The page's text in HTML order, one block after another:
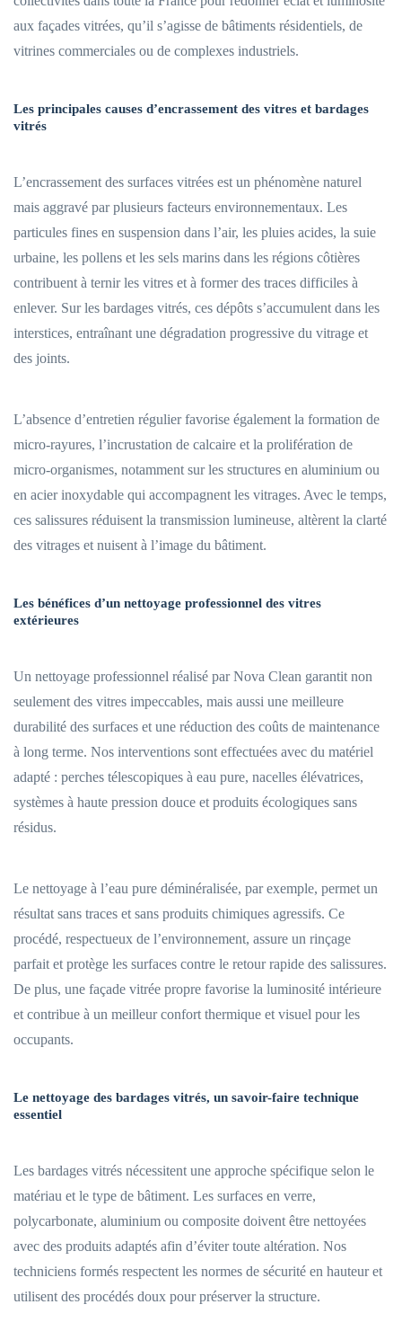
aux façades vitrées, qu’il s’agisse de bâtiments résidentiels, de
vitrines commerciales ou de complexes industriels.
Les principales causes d’encrassement des vitres et bardages
vitrés
L’encrassement des surfaces vitrées est un phénomène naturel
mais aggravé par plusieurs facteurs environnementaux. Les
particules fines en suspension dans l’air, les pluies acides, la suie
urbaine, les pollens et les sels marins dans les régions côtières
contribuent à ternir les vitres et à former des traces difficiles à
enlever. Sur les bardages vitrés, ces dépôts s’accumulent dans les
interstices, entraînant une dégradation progressive du vitrage et
des joints.
L’absence d’entretien régulier favorise également la formation de
micro-rayures, l’incrustation de calcaire et la prolifération de
micro-organismes, notamment sur les structures en aluminium ou
en acier inoxydable qui accompagnent les vitrages. Avec le temps,
ces salissures réduisent la transmission lumineuse, altèrent la clarté
des vitrages et nuisent à l’image du bâtiment.
Les bénéfices d’un nettoyage professionnel des vitres
extérieures
Un nettoyage professionnel réalisé par Nova Clean garantit non
seulement des vitres impeccables, mais aussi une meilleure
durabilité des surfaces et une réduction des coûts de maintenance
à long terme. Nos interventions sont effectuées avec du matériel
adapté : perches télescopiques à eau pure, nacelles élévatrices,
systèmes à haute pression douce et produits écologiques sans
résidus.
Le nettoyage à l’eau pure déminéralisée, par exemple, permet un
résultat sans traces et sans produits chimiques agressifs. Ce
procédé, respectueux de l’environnement, assure un rinçage
parfait et protège les surfaces contre le retour rapide des salissures.
De plus, une façade vitrée propre favorise la luminosité intérieure
et contribue à un meilleur confort thermique et visuel pour les
occupants.
Le nettoyage des bardages vitrés, un savoir-faire technique
essentiel
Les bardages vitrés nécessitent une approche spécifique selon le
matériau et le type de bâtiment. Les surfaces en verre,
polycarbonate, aluminium ou composite doivent être nettoyées
avec des produits adaptés afin d’éviter toute altération. Nos
techniciens formés respectent les normes de sécurité en hauteur et
utilisent des procédés doux pour préserver la structure.